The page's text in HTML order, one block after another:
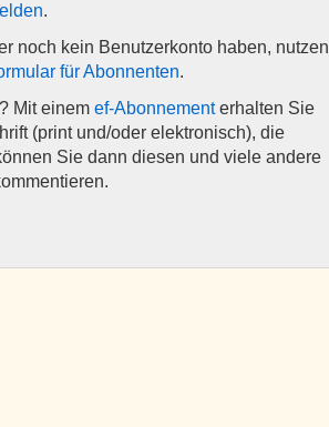
.
noch kein Benutzerkonto haben, nutzen
für Abonnenten.
Mit einem ef-Abonnementerhalten Sie
(print und/oder elektronisch), die
Sie dann diesen und viele andere